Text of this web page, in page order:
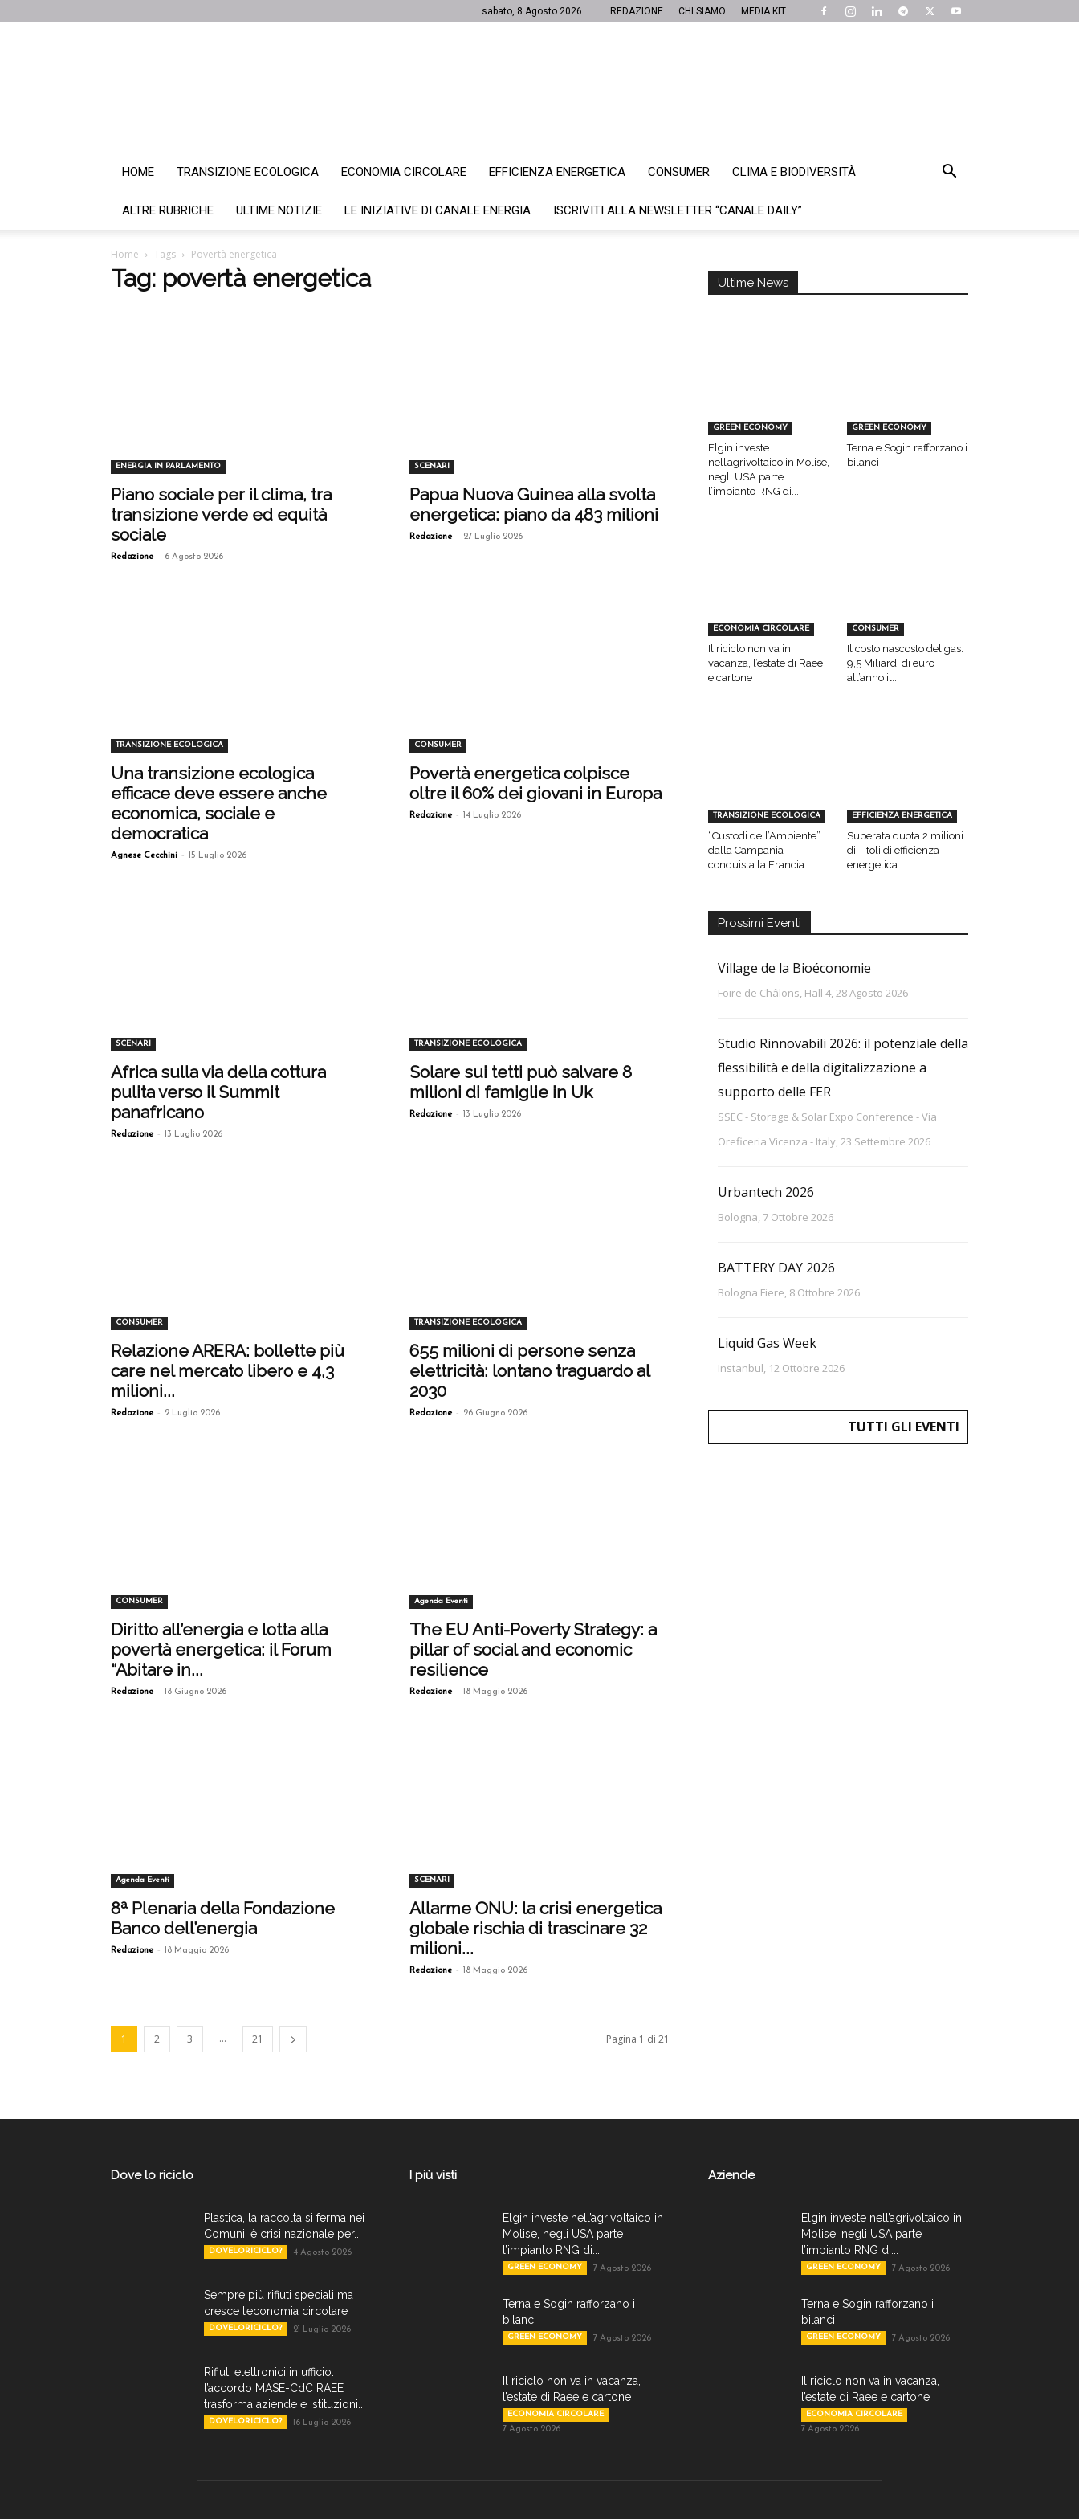
sabato, 8 Agosto 2026 REDAZIONE CHI SIAMO MEDIA KIT
HOME TRANSIZIONE ECOLOGICA ECONOMIA CIRCOLARE EFFICIENZA ENERGETICA CONSUMER CLIMA E BIODIVERSITÀ
ALTRE RUBRICHE ULTIME NOTIZIE LE INIZIATIVE DI CANALE ENERGIA ISCRIVITI ALLA NEWSLETTER “CANALE DAILY”
Home Tags Povertà energetica
Tag: povertà energetica
ENERGIA IN PARLAMENTO
Piano sociale per il clima, tra
transizione verde ed equità
sociale
Redazione - 6 Agosto 2026
SCENARI
Papua Nuova Guinea alla svolta
energetica: piano da 483 milioni
Redazione - 27 Luglio 2026
TRANSIZIONE ECOLOGICA
Una transizione ecologica
efficace deve essere anche
economica, sociale e
democratica
Agnese Cecchini - 15 Luglio 2026
CONSUMER
Povertà energetica colpisce
oltre il 60% dei giovani in Europa
Redazione - 14 Luglio 2026
SCENARI
Africa sulla via della cottura
pulita verso il Summit
panafricano
Redazione - 13 Luglio 2026
TRANSIZIONE ECOLOGICA
Solare sui tetti può salvare 8
milioni di famiglie in Uk
Redazione - 13 Luglio 2026
CONSUMER
Relazione ARERA: bollette più
care nel mercato libero e 4,3
milioni...
Redazione - 2 Luglio 2026
TRANSIZIONE ECOLOGICA
655 milioni di persone senza
elettricità: lontano traguardo al
2030
Redazione - 26 Giugno 2026
CONSUMER
Diritto all’energia e lotta alla
povertà energetica: il Forum
“Abitare in...
Redazione - 18 Giugno 2026
Agenda Eventi
The EU Anti-Poverty Strategy: a
pillar of social and economic
resilience
Redazione - 18 Maggio 2026
Agenda Eventi
8ª Plenaria della Fondazione
Banco dell’energia
Redazione - 18 Maggio 2026
SCENARI
Allarme ONU: la crisi energetica
globale rischia di trascinare 32
milioni...
Redazione - 18 Maggio 2026
1 2 3 ... 21 Pagina 1 di 21
Ultime News
GREEN ECONOMY
Elgin investe
nell’agrivoltaico in Molise,
negli USA parte
l’impianto RNG di...
GREEN ECONOMY
Terna e Sogin rafforzano i
bilanci
ECONOMIA CIRCOLARE
Il riciclo non va in
vacanza, l’estate di Raee
e cartone
CONSUMER
Il costo nascosto del gas:
9,5 Miliardi di euro
all’anno il...
TRANSIZIONE ECOLOGICA
“Custodi dell’Ambiente”
dalla Campania
conquista la Francia
EFFICIENZA ENERGETICA
Superata quota 2 milioni
di Titoli di efficienza
energetica
Prossimi Eventi
Village de la Bioéconomie
Foire de Châlons, Hall 4, 28 Agosto 2026
Studio Rinnovabili 2026: il potenziale della
flessibilità e della digitalizzazione a
supporto delle FER
SSEC - Storage & Solar Expo Conference - Via
Oreficeria Vicenza - Italy, 23 Settembre 2026
Urbantech 2026
Bologna, 7 Ottobre 2026
BATTERY DAY 2026
Bologna Fiere, 8 Ottobre 2026
Liquid Gas Week
Instanbul, 12 Ottobre 2026
TUTTI GLI EVENTI
Dove lo riciclo
Plastica, la raccolta si ferma nei
Comuni: è crisi nazionale per...
DOVELORICICLO? 4 Agosto 2026
Sempre più rifiuti speciali ma
cresce l’economia circolare
DOVELORICICLO? 21 Luglio 2026
Rifiuti elettronici in ufficio:
l’accordo MASE-CdC RAEE
trasforma aziende e istituzioni...
DOVELORICICLO? 16 Luglio 2026
I più visti
Elgin investe nell’agrivoltaico in
Molise, negli USA parte
l’impianto RNG di...
GREEN ECONOMY 7 Agosto 2026
Terna e Sogin rafforzano i
bilanci
GREEN ECONOMY 7 Agosto 2026
Il riciclo non va in vacanza,
l’estate di Raee e cartone
ECONOMIA CIRCOLARE
7 Agosto 2026
Aziende
Elgin investe nell’agrivoltaico in
Molise, negli USA parte
l’impianto RNG di...
GREEN ECONOMY 7 Agosto 2026
Terna e Sogin rafforzano i
bilanci
GREEN ECONOMY 7 Agosto 2026
Il riciclo non va in vacanza,
l’estate di Raee e cartone
ECONOMIA CIRCOLARE
7 Agosto 2026